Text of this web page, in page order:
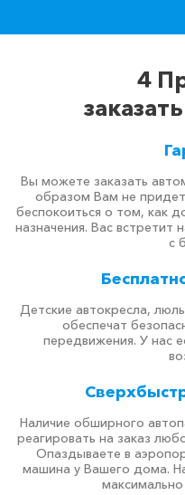
4
Вы можете заказать
образом Вам не
беспокоиться о том, как
назначения. Вас
с
Детские автокресла,
обеспечат
передвижения. У нас
Наличие обширного
реагировать на заказ
Опаздываете в
машина у Вашего дома.